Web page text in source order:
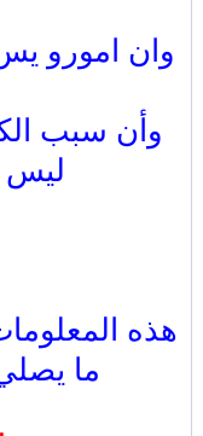
وان امورو
وأن سبب
ليس
هذه
ما